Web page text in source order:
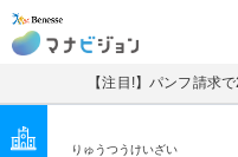
マナビジョン
【注目!】パンフ請求
りゅうつうけいざい